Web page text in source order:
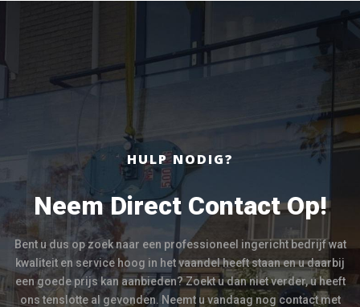
HULP NODIG?
Neem Direct Contact Op!
Bent u dus op zoek naar een professioneel ingericht bedrijf wat
kwaliteit en service hoog in het vaandel heeft staan en u daarbij
een goede prijs kan aanbieden? Zoekt u dan niet verder, u heeft
ons tenslotte al gevonden. Neemt u vandaag nog contact met